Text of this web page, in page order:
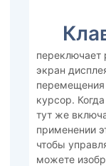
экран
перемещения
курсор.
тут же
применении
чтобы
можете